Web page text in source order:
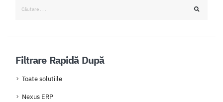
Filtrare Rapidă După
Toate solutiile
Nexus ERP